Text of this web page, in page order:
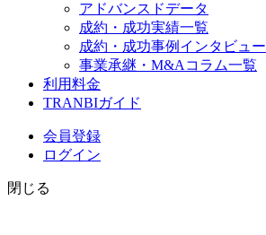
アドバンスドデータ
成約・成功実績一覧
成約・成功事例インタビュー
事業承継・M&Aコラム一覧
利用料金
TRANBIガイド
会員登録
ログイン
閉じる